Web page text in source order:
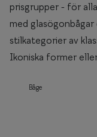
prisgrupper - för
med
stilkategorier av
Ikoniska former
Båge